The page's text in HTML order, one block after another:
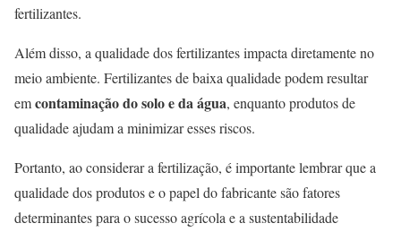
fertilizantes.
Além disso, a qualidade dos fertilizantes impacta diretamente no
meio ambiente. Fertilizantes de baixa qualidade podem resultar
emcontaminação do solo e da água, enquanto produtos de
qualidade ajudam a minimizar esses riscos.
Portanto, ao considerar a fertilização, é importante lembrar que a
qualidade dos produtos e o papel do fabricante são fatores
determinantes para o sucesso agrícola e a sustentabilidade